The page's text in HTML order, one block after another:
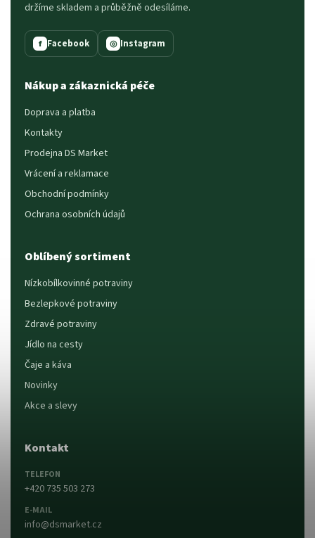
držíme skladem a průběžně odesíláme.
f Facebook ◎ Instagram
Nákup a zákaznická péče
Doprava a platba
Kontakty
Prodejna DS Market
Vrácení a reklamace
Obchodní podmínky
Ochrana osobních údajů
Oblíbený sortiment
Nízkobílkovinné potraviny
Bezlepkové potraviny
Zdravé potraviny
Jídlo na cesty
Čaje a káva
Novinky
Akce a slevy
Kontakt
TELEFON
+420 735 503 273
E-MAIL
info@dsmarket.cz